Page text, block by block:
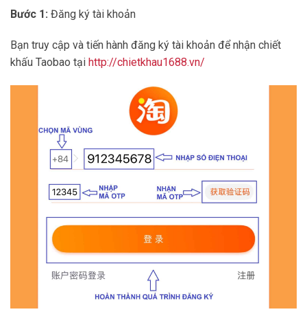
Bước 1: Đăng ký tài khoản
Bạn truy cập và tiến hành đăng ký tài khoản để nhận chiết
khấu Taobao tại http://chietkhau1688.vn/